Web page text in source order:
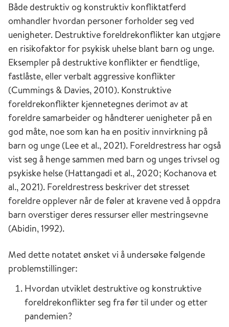
Både destruktiv og konstruktiv konfliktatferd
omhandler hvordan personer forholder seg ved
uenigheter. Destruktive foreldrekonflikter kan utgjøre
en risikofaktor for psykisk uhelse blant barn og unge.
Eksempler på destruktive konflikter er fiendtlige,
fastlåste, eller verbalt aggressive konflikter
(Cummings & Davies, 2010). Konstruktive
foreldrekonflikter kjennetegnes derimot av at
foreldre samarbeider og håndterer uenigheter på en
god måte, noe som kan ha en positiv innvirkning på
barn og unge (Lee et al., 2021). Foreldrestress har også
vist seg å henge sammen med barn og unges trivsel og
psykiske helse (Hattangadi et al., 2020; Kochanova et
al., 2021). Foreldrestress beskriver det stresset
foreldre opplever når de føler at kravene ved å oppdra
barn overstiger deres ressurser eller mestringsevne
(Abidin, 1992).
Med dette notatet ønsket vi å undersøke følgende
problemstillinger:
Hvordan utviklet destruktive og konstruktive
foreldrekonflikter seg fra før til under og etter
pandemien?